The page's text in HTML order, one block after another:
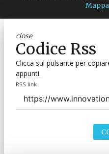
close
Codice Rss
Clicca sul pulsante per
appunti.
RSS link